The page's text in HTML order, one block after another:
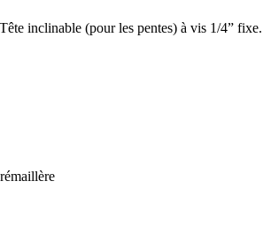
inclinable (pour les pentes) à vis 1/4”